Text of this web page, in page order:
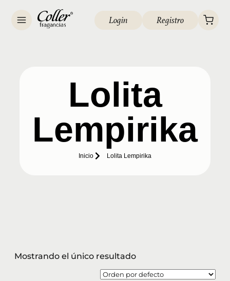
Login Registro
Lolita
Lempirika
Inicio Lolita Lempirika
Mostrando el único resultado